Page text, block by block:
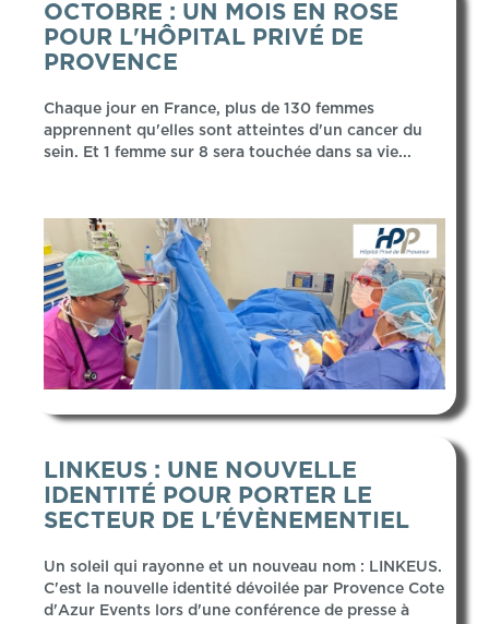
OCTOBRE : UN MOIS EN ROSE
POUR L'HÔPITAL PRIVÉ DE
PROVENCE
Chaque jour en France, plus de 130 femmes
apprennent qu'elles sont atteintes d'un cancer du
sein. Et 1 femme sur 8 sera touchée dans sa vie...
LINKEUS : UNE NOUVELLE
IDENTITÉ POUR PORTER LE
SECTEUR DE L'ÉVÈNEMENTIEL
Un soleil qui rayonne et un nouveau nom : LINKEUS.
C'est la nouvelle identité dévoilée par Provence Cote
d'Azur Events lors d'une conférence de presse à